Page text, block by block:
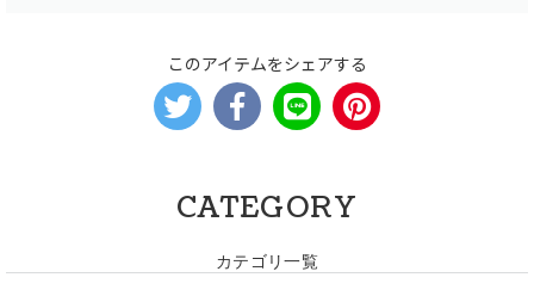
このアイテムをシェアする
CATEGORY
カテゴリ一覧